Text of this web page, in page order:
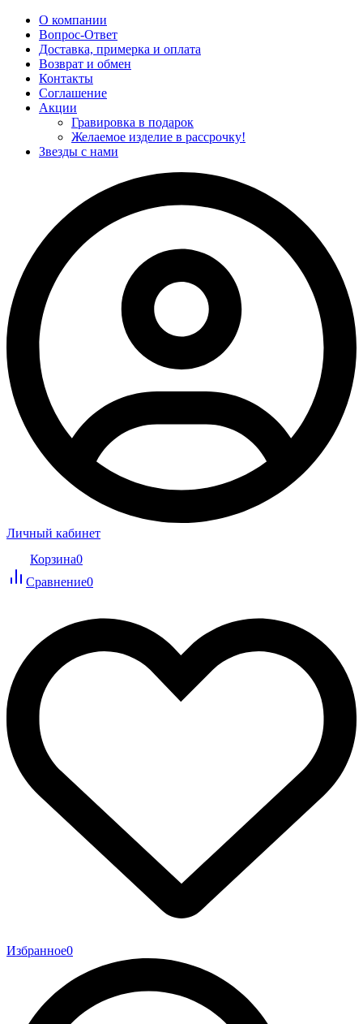
О компании
Вопрос-Ответ
Доставка, примерка и оплата
Возврат и обмен
Контакты
Соглашение
Акции
Гравировка в подарок
Желаемое изделие в рассрочку!
Звезды с нами
Личный кабинет
Корзина0
Сравнение0
Избранное0